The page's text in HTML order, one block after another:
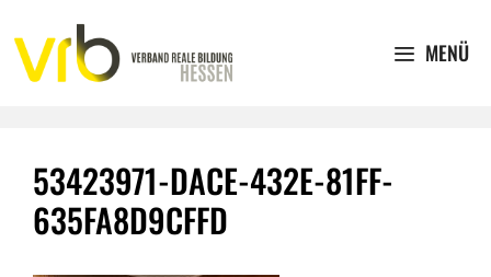
Inhalt
springen
MENÜ
53423971-DACE-432E-81FF-
635FA8D9CFFD